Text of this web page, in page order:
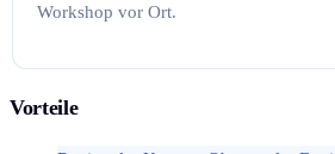
Workshop vor Ort.
Vorteile